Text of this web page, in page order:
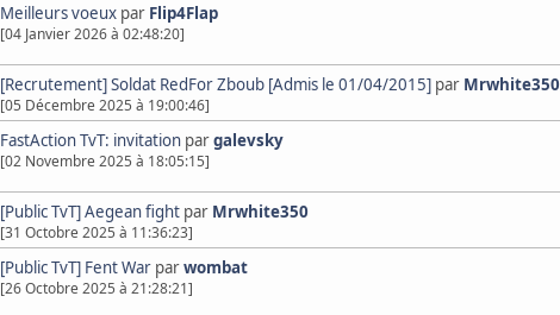
Meilleurs voeux par Flip4Flap
[04 Janvier 2026 à 02:48:20]
[Recrutement] Soldat RedFor Zboub [Admis le 01/04/2015] par Mrwhite350
[05 Décembre 2025 à 19:00:46]
FastAction TvT: invitation pargalevsky
[02 Novembre 2025 à 18:05:15]
[Public TvT] Aegean fight par Mrwhite350
[31 Octobre 2025 à 11:36:23]
[Public TvT] Fent War parwombat
[26 Octobre 2025 à 21:28:21]